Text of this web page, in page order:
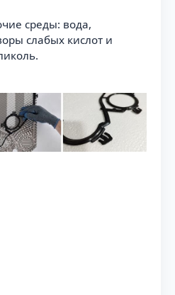
среды: вода,
слабых кислот и